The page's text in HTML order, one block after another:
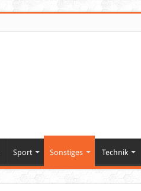
Sport Sonstiges Technik